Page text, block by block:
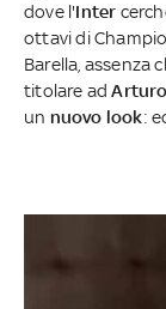
dove l'Inter
ottavi di
Barella, assenza
titolare ad
un nuovo look: